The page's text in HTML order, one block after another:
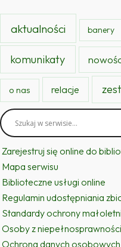
aktualności banery
komunikaty
o nas relacje
Zarejestruj się online do
Mapa serwisu
Biblioteczne usługi online
Regulamin udostępniania
Standardy ochrony
Osoby z
Ochrona danych osobowych